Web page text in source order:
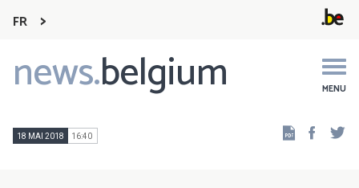
FR
news.belgium MENU
Main
navigation
18 MAI 2018 16:40